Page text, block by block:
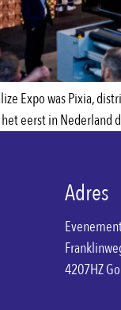
Expo was Pixia,
eerst in Nederland
Adres
4207HZ